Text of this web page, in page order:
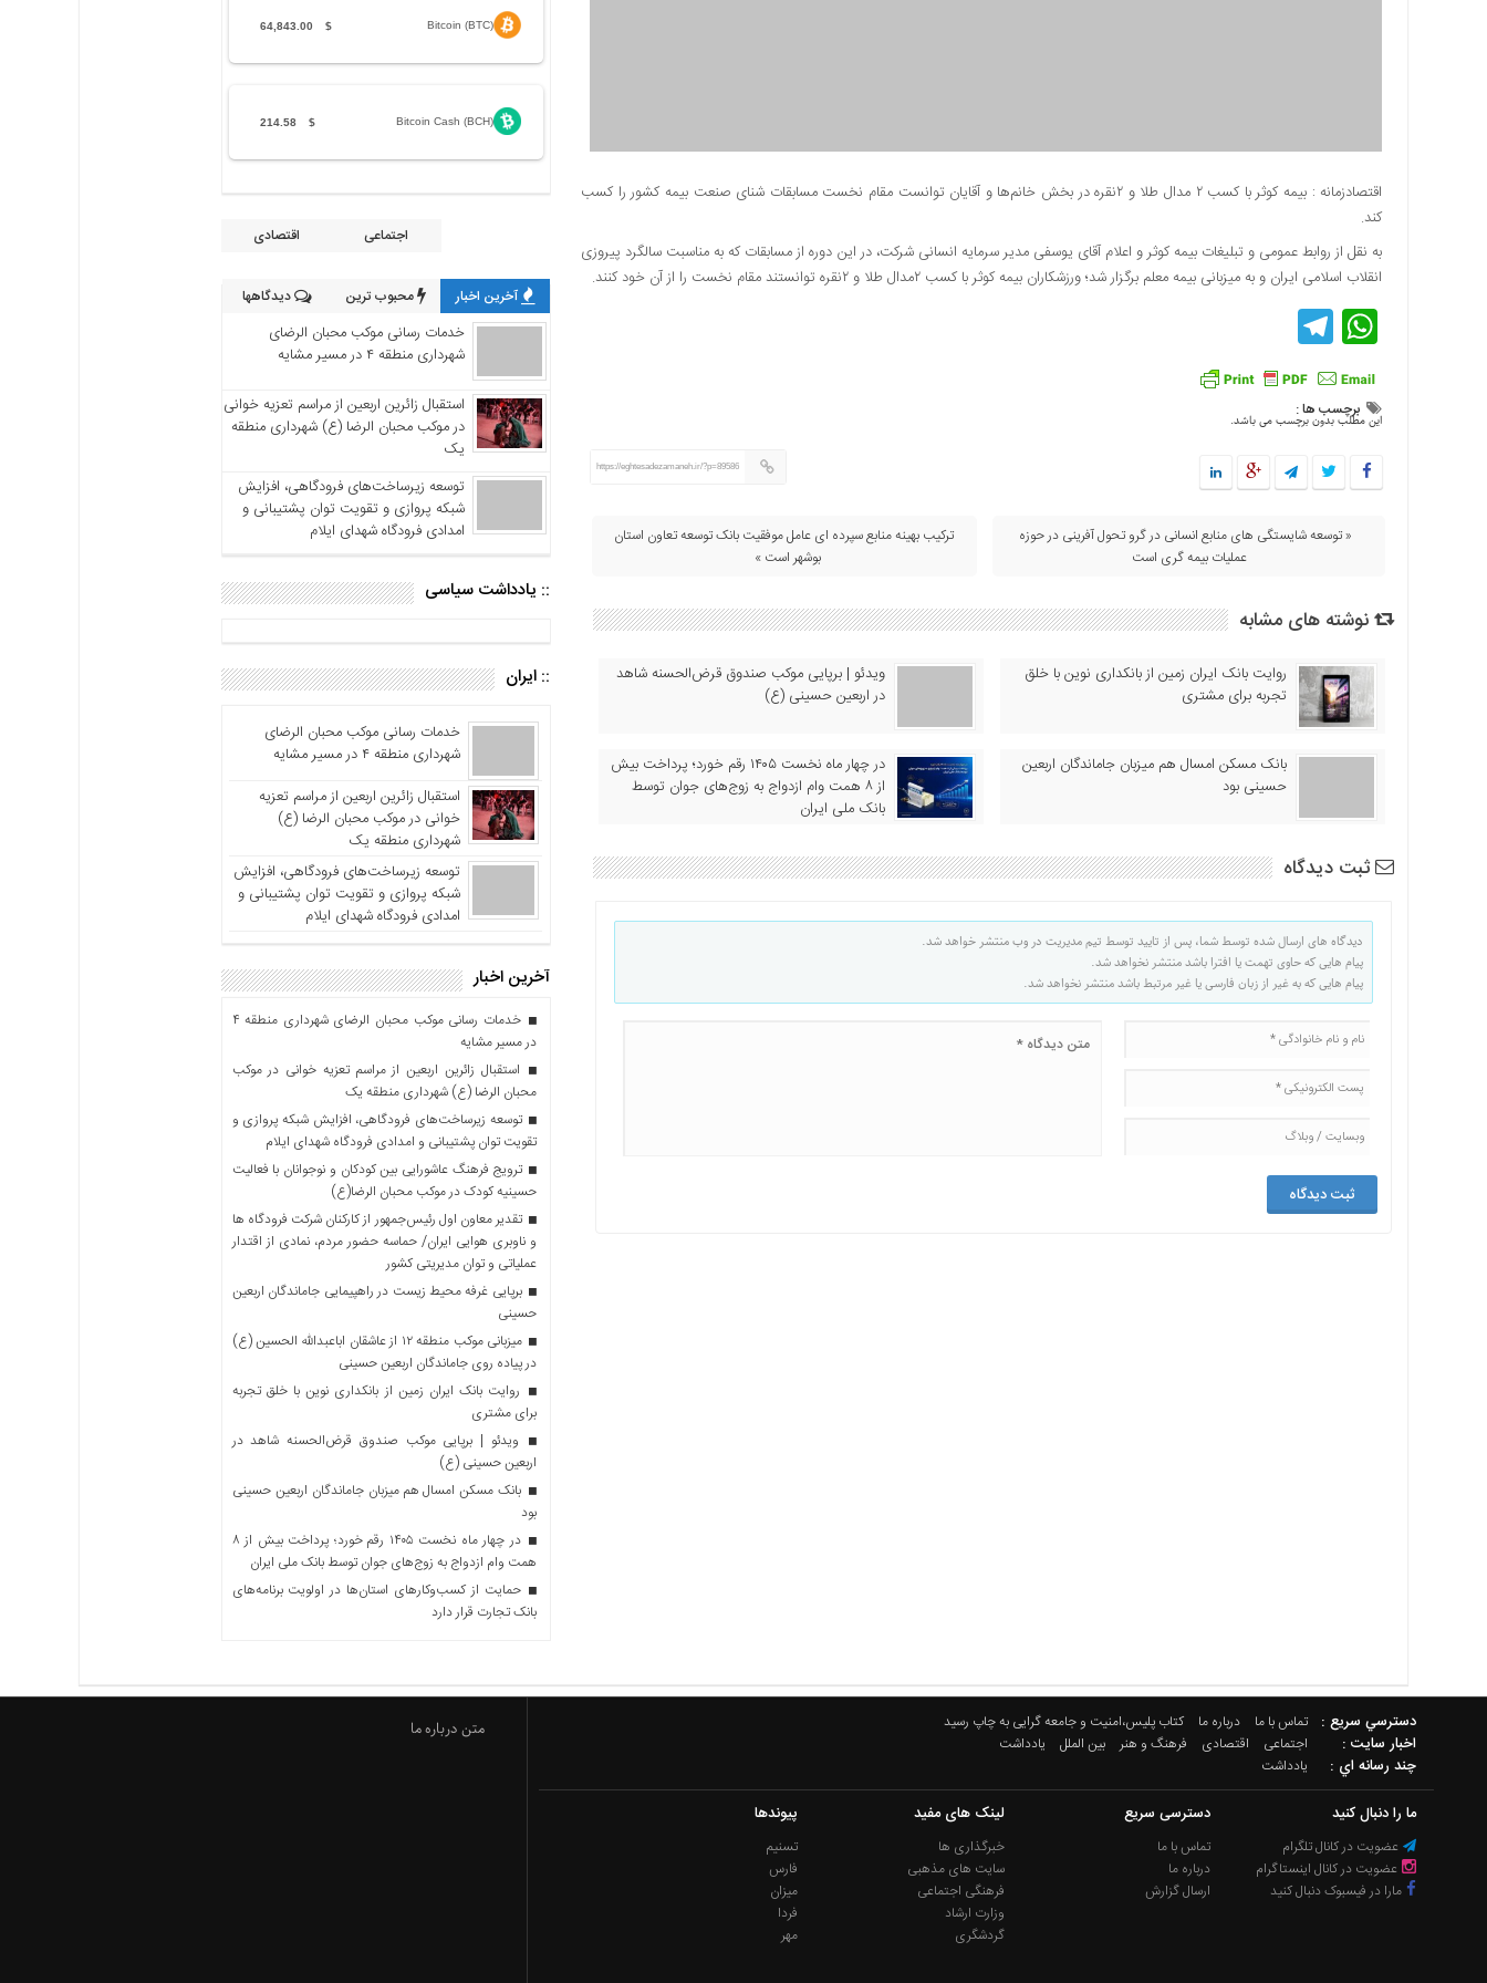
اقتصادزمانه : بیمه کوثر با کسب ۲ مدال طلا و ۲نقره در بخش خانم‌ها و آقایان توانست مقام نخست مسابقات شنای صنعت بیمه کشور را کسب
کند.
به نقل از روابط عمومی و تبلیغات بیمه کوثر و اعلام آقای یوسفی مدیر سرمایه انسانی شرکت، در این دوره از مسابقات که به مناسبت سالگرد پیروزی
انقلاب اسلامی ایران و به میزبانی بیمه معلم برگزار شد؛ ورزشکاران بیمه کوثر با کسب ۲مدال طلا و ۲نقره توانستند مقام نخست را از آن خود کنند.
WhatsApp
Telegram
برچسب ها :
این مطلب بدون برچسب می باشد.
https://eghtesadezamaneh.ir/?p=89586
« توسعه شایستگی های منابع انسانی در گرو تحول آفرینی در حوزه
عملیات بیمه گری است
ترکیب بهینه منابع سپرده ای عامل موفقیت بانک توسعه تعاون استان
بوشهر است »
نوشته های مشابه
روایت بانک ایران زمین از بانکداری نوین با خلق
تجربه برای مشتری
ویدئو | برپایی موکب صندوق قرض‌الحسنه شاهد
در اربعین حسینی (ع)
بانک مسکن امسال هم میزبان جاماندگان اربعین
حسینی بود
در چهار ماه نخست ۱۴۰۵ رقم خورد؛ پرداخت بیش
از ۸ همت وام ازدواج به زوج‌های جوان توسط
بانک ملی ایران
ثبت دیدگاه
دیدگاه های ارسال شده توسط شما، پس از تایید توسط تیم مدیریت در وب منتشر خواهد شد.
پیام هایی که حاوی تهمت یا افترا باشد منتشر نخواهد شد.
پیام هایی که به غیر از زبان فارسی یا غیر مرتبط باشد منتشر نخواهد شد.
Bitcoin (BTC)
$
64,843.00
Bitcoin Cash (BCH)
$
214.58
اجتماعی اقتصادی
آخرین اخبار محبوب ترین دیدگاهها
خدمات رسانی موکب محبان الرضای
شهرداری منطقه ۴ در مسیر مشایه
استقبال زائرین اربعین از مراسم تعزیه خوانی
در موکب محبان الرضا (ع) شهرداری منطقه
یک
توسعه زیرساخت‌های فرودگاهی، افزایش
شبکه پروازی و تقویت توان پشتیبانی و
امدادی فرودگاه شهدای ایلام
:: یادداشت سیاسی
:: ایران
خدمات رسانی موکب محبان الرضای
شهرداری منطقه ۴ در مسیر مشایه
استقبال زائرین اربعین از مراسم تعزیه
خوانی در موکب محبان الرضا (ع)
شهرداری منطقه یک
توسعه زیرساخت‌های فرودگاهی، افزایش
شبکه پروازی و تقویت توان پشتیبانی و
امدادی فرودگاه شهدای ایلام
آخرین اخبار
خدمات رسانی موکب محبان الرضای شهرداری منطقه ۴
در مسیر مشایه
استقبال زائرین اربعین از مراسم تعزیه خوانی در موکب
محبان الرضا (ع) شهرداری منطقه یک
توسعه زیرساخت‌های فرودگاهی، افزایش شبکه پروازی و
تقویت توان پشتیبانی و امدادی فرودگاه شهدای ایلام
ترویج فرهنگ عاشورایی بین کودکان و نوجوانان با فعالیت
حسینیه کودک در موکب محبان الرضا(ع)
تقدیر معاون اول رئیس‌جمهور از کارکنان شرکت فرودگاه ها
و ناوبری هوایی ایران/ حماسه حضور مردم، نمادی از اقتدار
عملیاتی و توان مدیریتی کشور
برپایی غرفه محیط زیست در راهپیمایی جاماندگان اربعین
حسینی
میزبانی موکب منطقه ۱۲ از عاشقان اباعبدالله الحسین (ع)
در پیاده روی جاماندگان اربعین حسینی
روایت بانک ایران زمین از بانکداری نوین با خلق تجربه
برای مشتری
ویدئو | برپایی موکب صندوق قرض‌الحسنه شاهد در
اربعین حسینی (ع)
بانک مسکن امسال هم میزبان جاماندگان اربعین حسینی
بود
در چهار ماه نخست ۱۴۰۵ رقم خورد؛ پرداخت بیش از ۸
همت وام ازدواج به زوج‌های جوان توسط بانک ملی ایران
حمایت از کسب‌وکارهای استان‌ها در اولویت برنامه‌های
بانک تجارت قرار دارد
دسترسي سريع : تماس با ما درباره ما کتاب پلیس،امنیت و جامعه گرایی به چاپ رسید
اخبار سایت : اجتماعی اقتصادی فرهنگ و هنر بین الملل یادداشت
چند رسانه اي : یادداشت
ما را دنبال کنید
عضویت در کانال تلگرام
عضویت در کانال اینستاگرام
مارا در فیسبوک دنبال کنید
دسترسی سریع
تماس با ما
درباره ما
ارسال گزارش
لینک های مفید
خبرگذاری ها
سایت های مذهبی
فرهنگی اجتماعی
وزارت ارشاد
گردشگری
پیوندها
تسنیم
فارس
میزان
فردا
مهر
متن درباره ما